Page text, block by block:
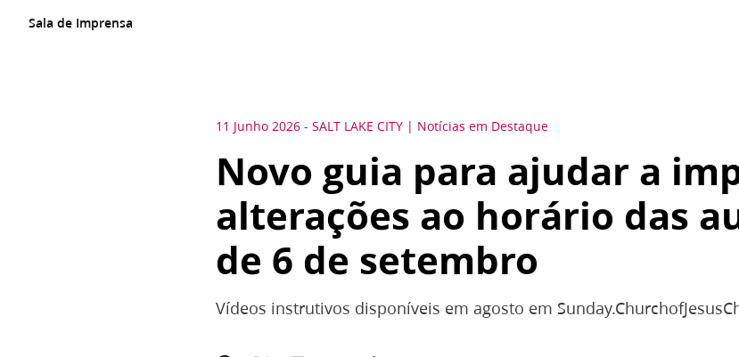
Sala de Imprensa
11 Junho 2026 - SALT LAKE CITY Notícias em Destaque
Novo guia para ajudar a
alterações ao horário das
de 6 de setembro
Vídeos instrutivos disponíveis em agosto em